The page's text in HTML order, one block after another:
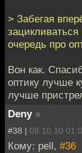
> Забегая
очередь про
Вон как.
оптику лучше
лучше
Deny »
#38 | 08.10.10
Кому: pell, #36